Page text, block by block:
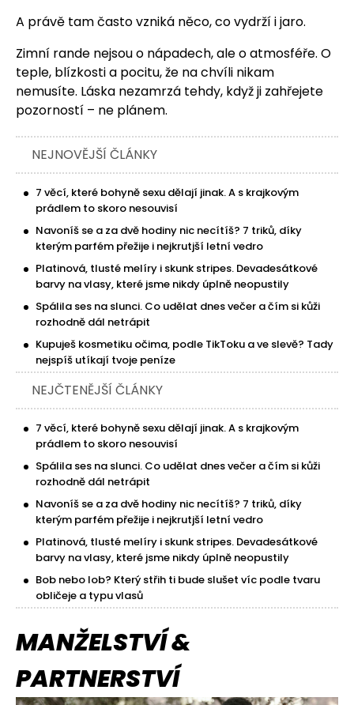
A právě tam často vzniká něco, co vydrží i jaro.
Zimní rande nejsou o nápadech, ale o atmosféře. O
teple, blízkosti a pocitu, že na chvíli nikam
nemusíte. Láska nezamrzá tehdy, když ji zahřejete
pozorností – ne plánem.
NEJNOVĚJŠÍ ČLÁNKY
7 věcí, které bohyně sexu dělají jinak. A s krajkovým
prádlem to skoro nesouvisí
Navoníš se a za dvě hodiny nic necítíš? 7 triků, díky
kterým parfém přežije i nejkrutjší letní vedro
Platinová, tlusté melíry i skunk stripes. Devadesátkové
barvy na vlasy, které jsme nikdy úplně neopustily
Spálila ses na slunci. Co udělat dnes večer a čím si kůži
rozhodně dál netrápit
Kupuješ kosmetiku očima, podle TikToku a ve slevě? Tady
nejspíš utíkají tvoje peníze
NEJČTENĚJŠÍ ČLÁNKY
7 věcí, které bohyně sexu dělají jinak. A s krajkovým
prádlem to skoro nesouvisí
Spálila ses na slunci. Co udělat dnes večer a čím si kůži
rozhodně dál netrápit
Navoníš se a za dvě hodiny nic necítíš? 7 triků, díky
kterým parfém přežije i nejkrutjší letní vedro
Platinová, tlusté melíry i skunk stripes. Devadesátkové
barvy na vlasy, které jsme nikdy úplně neopustily
Bob nebo lob? Který střih ti bude slušet víc podle tvaru
obličeje a typu vlasů
MANŽELSTVÍ &
PARTNERSTVÍ